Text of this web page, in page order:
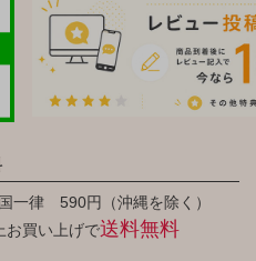
一律 590円（沖縄を除く）
お買い上げで送料無料